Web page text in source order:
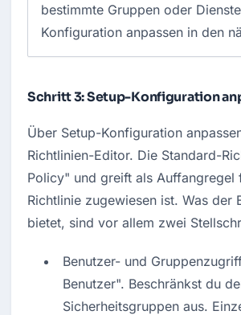
bestimmte Gruppen oder
Konfiguration anpassen in den
Schritt 3: Setup-Konfiguration
Über Setup-Konfiguration
Richtlinien-Editor. Die Standard-
Policy" und greift als
Richtlinie zugewiesen ist. Was
bietet, sind vor allem zwei
Benutzer- und
Benutzer". Beschränkst du
Sicherheitsgruppen aus.